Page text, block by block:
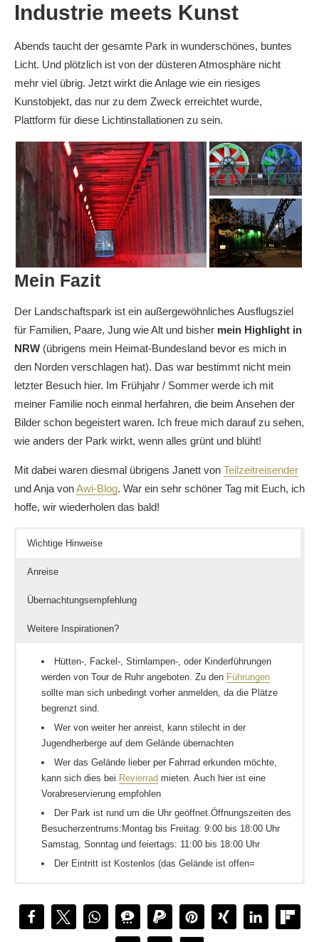
Industrie meets Kunst
Abends taucht der gesamte Park in wunderschönes, buntes
Licht. Und plötzlich ist von der düsteren Atmosphäre nicht
mehr viel übrig. Jetzt wirkt die Anlage wie ein riesiges
Kunstobjekt, das nur zu dem Zweck erreichtet wurde,
Plattform für diese Lichtinstallationen zu sein.
Mein Fazit
Der Landschaftspark ist ein außergewöhnliches Ausflugsziel
für Familien, Paare, Jung wie Alt und bisher mein Highlight in
NRW (übrigens mein Heimat-Bundesland bevor es mich in
den Norden verschlagen hat). Das war bestimmt nicht mein
letzter Besuch hier. Im Frühjahr / Sommer werde ich mit
meiner Familie noch einmal herfahren, die beim Ansehen der
Bilder schon begeistert waren. Ich freue mich darauf zu sehen,
wie anders der Park wirkt, wenn alles grünt und blüht!
Mit dabei waren diesmal übrigens Janett von Teilzeitreisender
und Anja vonAwi-Blog. War ein sehr schöner Tag mit Euch, ich
hoffe, wir wiederholen das bald!
Wichtige Hinweise
Anreise
Übernachtungsempfehlung
Weitere Inspirationen?
Hütten-, Fackel-, Stirnlampen-, oder Kinderführungen
werden von Tour de Ruhr angeboten. Zu den Führungen
sollte man sich unbedingt vorher anmelden, da die Plätze
begrenzt sind.
Wer von weiter her anreist, kann stilecht in der
Jugendherberge auf dem Gelände übernachten
Wer das Gelände lieber per Fahrrad erkunden möchte,
kann sich dies bei Revierrad mieten. Auch hier ist eine
Vorabreservierung empfohlen
Der Park ist rund um die Uhr geöffnet.Öffnungszeiten des
Besucherzentrums:Montag bis Freitag: 9:00 bis 18:00 Uhr
Samstag, Sonntag und feiertags: 11:00 bis 18:00 Uhr
Der Eintritt ist Kostenlos (das Gelände ist offen=
Emscherstraße 71
47137 Duisburg
wie Jessica beweisst
Ein unbedingtes Muss meint Ingo:
Der Landschaftspark